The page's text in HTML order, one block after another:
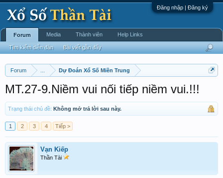
Đăng nhập | Đăng ký
Forum Dự Đoán Xổ Số Miền Trung
MT.27-9.Niềm vui nối tiếp niềm vui.!!!
Trạng thái chủ đề: Không mở trả lời sau này.
1 2 3 4 Tiếp >
Vạn Kiếp
Thần Tài
Forum
Tìm kiếm diễn đàn Bài viết gần đây
Media Thành viên Help Links